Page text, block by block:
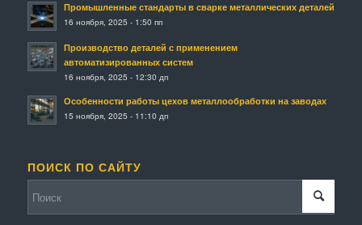
Промышленные стандарты в сварке металлических деталей
16 ноября, 2025 - 1:50 пп
Производство деталей с применением
автоматизированных систем
16 ноября, 2025 - 12:30 дп
Особенности работы цехов металлообработки на заводах
15 ноября, 2025 - 11:10 дп
ПОИСК ПО САЙТУ